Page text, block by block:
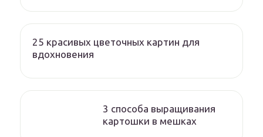
25 красивых цветочных картин для
вдохновения
3 способа выращивания
картошки в мешках